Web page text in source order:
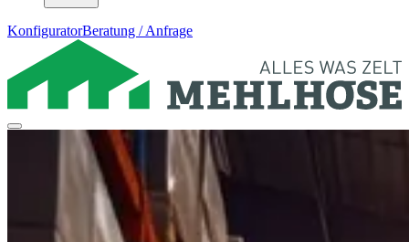
KonfiguratorBeratung / Anfrage